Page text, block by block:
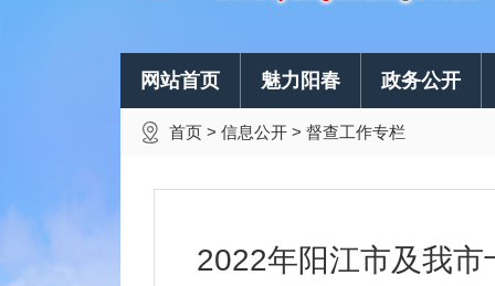
网站首页 魅力阳春 政务公开
首页 > 信息公开 > 督查工作专栏
2022年阳江市及我